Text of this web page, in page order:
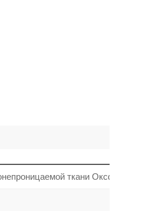
ткани Оксфорд